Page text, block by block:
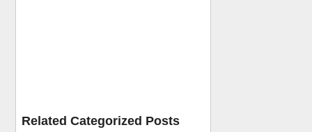
Related Categorized Posts